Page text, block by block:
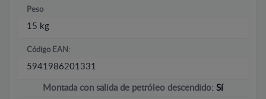
Peso
15 kg
Código EAN:
5941986201331
Montada con salida de petróleo descendido: Sí